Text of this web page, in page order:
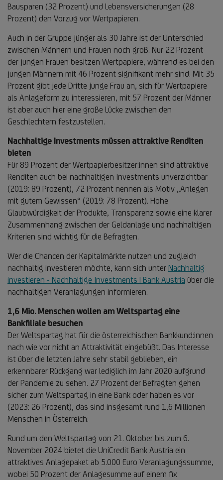
Bausparen (32 Prozent) und Lebensversicherungen (28
Prozent) den Vorzug vor Wertpapieren.
Auch in der Gruppe jünger als 30 Jahre ist der Unterschied
zwischen Männern und Frauen noch groß. Nur 22 Prozent
der jungen Frauen besitzen Wertpapiere, während es bei den
jungen Männern mit 46 Prozent signifikant mehr sind. Mit 35
Prozent gibt jede Dritte junge Frau an, sich für Wertpapiere
als Anlageform zu interessieren, mit 57 Prozent der Männer
ist aber auch hier eine große Lücke zwischen den
Geschlechtern festzustellen.
Nachhaltige Investments müssen attraktive Renditen
bieten
Für 89 Prozent der Wertpapierbesitzer:innen sind attraktive
Renditen auch bei nachhaltigen Investments unverzichtbar
(2019: 89 Prozent), 72 Prozent nennen als Motiv „Anlegen
mit gutem Gewissen“ (2019: 78 Prozent). Hohe
Glaubwürdigkeit der Produkte, Transparenz sowie eine klarer
Zusammenhang zwischen der Geldanlage und nachhaltigen
Kriterien sind wichtig für die Befragten.
Wer die Chancen der Kapitalmärkte nutzen und zugleich
nachhaltig investieren möchte, kann sich unter Nachhaltig
investieren - Nachhaltige Investments | Bank Austria über die
nachhaltigen Veranlagungen informieren.
1,6 Mio. Menschen wollen am Weltspartag eine
Bankfiliale besuchen
Der Weltspartag hat für die österreichischen Bankkund:innen
nach wie vor nicht an Attraktivität eingebüßt. Das Interesse
ist über die letzten Jahre sehr stabil geblieben, ein
erkennbarer Rückgang war lediglich im Jahr 2020 aufgrund
der Pandemie zu sehen. 27 Prozent der Befragten gehen
sicher zum Weltspartag in eine Bank oder haben es vor
(2023: 26 Prozent), das sind insgesamt rund 1,6 Millionen
Menschen in Österreich.
Rund um den Weltspartag von 21. Oktober bis zum 6.
November 2024 bietet die UniCredit Bank Austria ein
attraktives Anlagepaket ab 5.000 Euro Veranlagungssumme,
wobei 50 Prozent der Anlagesumme auf einem fix